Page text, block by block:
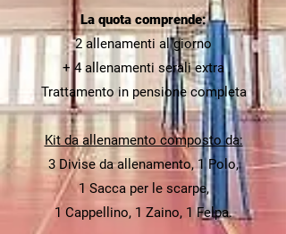
La quota comprende:
2 allenamenti al giorno
+ 4 allenamenti serali extra
Trattamento in pensione completa
Kit da allenamento composto da:
3 Divise da allenamento, 1 Polo,
1 Sacca per le scarpe,
1 Cappellino, 1 Zaino, 1 Felpa.